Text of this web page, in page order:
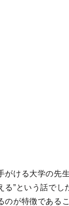
がける大学の先
”という話で
のが特徴である